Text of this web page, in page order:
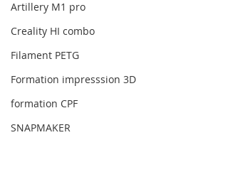
Artillery M1 pro
Creality HI combo
Filament PETG
Formation impresssion 3D
formation CPF
SNAPMAKER